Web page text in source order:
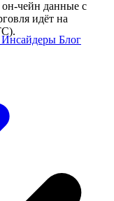
Инсайдеры Блог
чейн данные с
идёт на